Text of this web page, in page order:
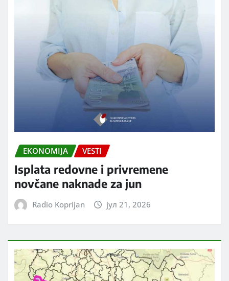
EKONOMIJA VESTI
Isplata redovne i privremene
novčane naknade za jun
Radio Koprijan јул 21, 2026